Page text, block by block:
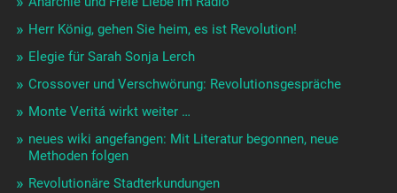
Herr König, gehen Sie heim, es ist Revolution!
Elegie für Sarah Sonja Lerch
Crossover und Verschwörung: Revolutionsgespräche
Monte Veritá wirkt weiter …
neues wiki angefangen: Mit Literatur begonnen, neue
Methoden folgen
Revolutionäre Stadterkundungen